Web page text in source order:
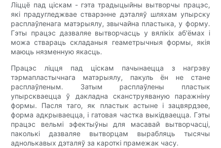
Ліццё пад ціскам - гэта традыцыйны вытворчы працэс,
які прадугледжвае стварэнне дэталяў шляхам упырску
расплаўленага матэрыялу, звычайна пластыка, у форму.
Гэты працэс дазваляе вытворчасць у вялікіх аб'ёмах і
можа ствараць складаныя геаметрычныя формы, якія
маюць нязменную якасць.
Працэс ліцця пад ціскам пачынаецца з нагрэву
тэрмапластычнага матэрыялу, пакуль ён не стане
расплаўленым. Затым расплаўлены пластык
упырскваецца ў дакладна сканструяваную паражніну
формы. Пасля таго, як пластык астыне і зацвярдзее,
форма адкрываецца, і гатовая частка выкідваецца. Гэты
працэс вельмі эфектыўны для масавай вытворчасці,
паколькі дазваляе вытворцам вырабляць тысячы
аднолькавых дэталяў за кароткі прамежак часу.